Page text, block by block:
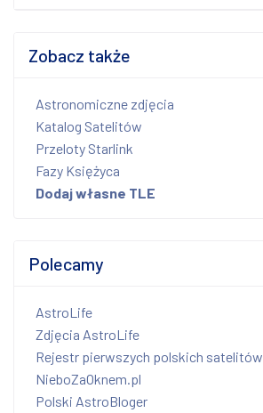
Zobacz także
Astronomiczne zdjęcia
Katalog Satelitów
Przeloty Starlink
Fazy Księżyca
Dodaj własne TLE
Polecamy
AstroLife
Zdjęcia AstroLife
Rejestr pierwszych polskich satelitów
NieboZaOknem.pl
Polski AstroBloger